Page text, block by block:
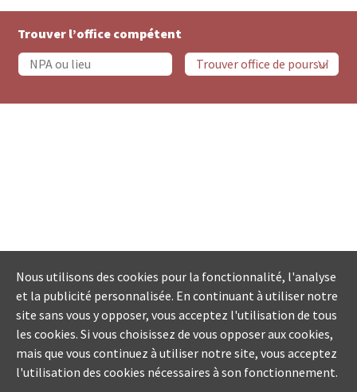
Trouver l’office compétent
Nous utilisons des cookies pour la fonctionnalité, l'analyse
et la publicité personnalisée. En continuant à utiliser notre
site sans vous y opposer, vous acceptez l'utilisation de tous
les cookies. Si vous choisissez de vous opposer aux cookies,
mais que vous continuez à utiliser notre site, vous acceptez
l'utilisation des cookies nécessaires à son fonctionnement.